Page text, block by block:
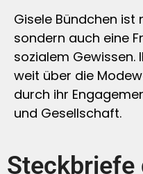
Gisele Bündchen ist
sondern auch eine
sozialem Gewissen.
weit über die
durch ihr
und Gesellschaft.
Steckbriefe